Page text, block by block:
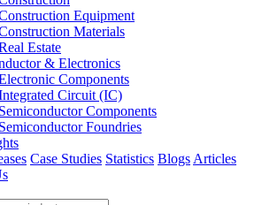
Equipment
Materials
Estate
& Electronics
Components
Circuit (IC)
Semiconductor Components
Semiconductor Foundries
Case Studies Statistics Blogs Articles